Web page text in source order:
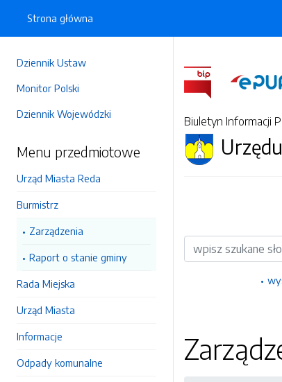
Dziennik Ustaw
Monitor Polski
Dziennik Wojewódzki
Menu przedmiotowe
Urząd Miasta Reda
Burmistrz
Zarządzenia
Raport o stanie gminy
Rada Miejska
Urząd Miasta
Informacje
Odpady komunalne
Strona główna
Biuletyn Informacji
Wyszukiwarka